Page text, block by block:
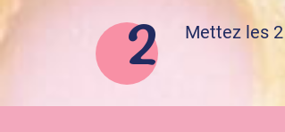
Mettez les